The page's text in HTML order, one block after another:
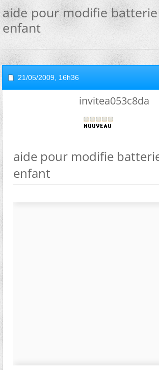
aide pour modifie
enfant
21/05/2009, 16h36
invitea053c8da
aide pour modifie
enfant